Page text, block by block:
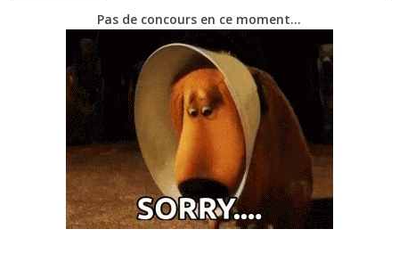
Pas de concours en ce moment…